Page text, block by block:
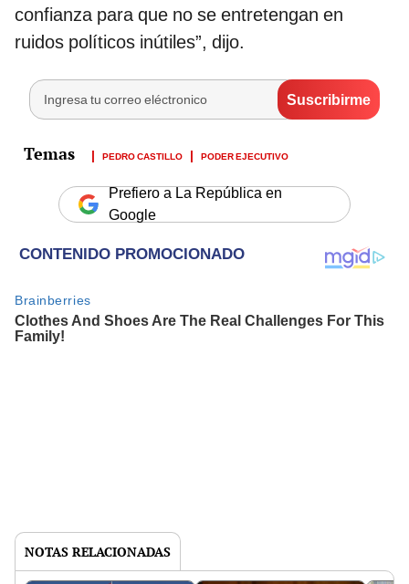
confianza para que no se entretengan en
ruidos políticos inútiles”, dijo.
PEDRO CASTILLO PODER EJECUTIVO
Prefiero a La República en
Google
NOTAS RELACIONADAS